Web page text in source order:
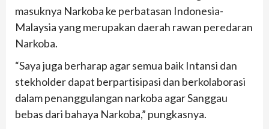
masuknya Narkoba ke perbatasan Indonesia-
Malaysia yang merupakan daerah rawan peredaran
Narkoba.
“Saya juga berharap agar semua baik Intansi dan
stekholder dapat berpartisipasi dan berkolaborasi
dalam penanggulangan narkoba agar Sanggau
bebas dari bahaya Narkoba,” pungkasnya.